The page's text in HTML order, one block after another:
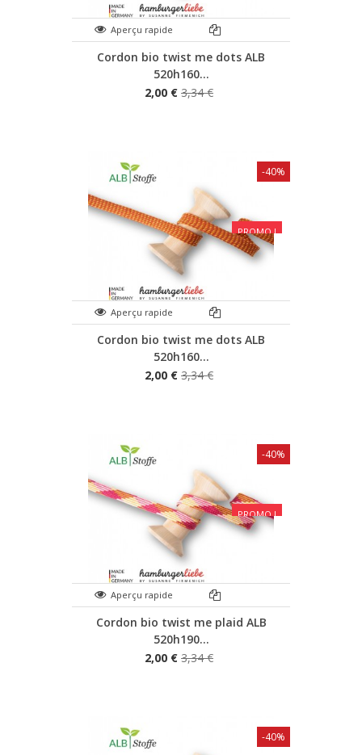
Aperçu rapide
Cordon bio twist me dots ALB
520h160...
2,00 € 3,34 €
PROMO !
Aperçu rapide
Cordon bio twist me dots ALB
520h160...
2,00 € 3,34 €
-40%
PROMO !
Aperçu rapide
Cordon bio twist me plaid ALB
520h190...
2,00 € 3,34 €
-40%
-40%